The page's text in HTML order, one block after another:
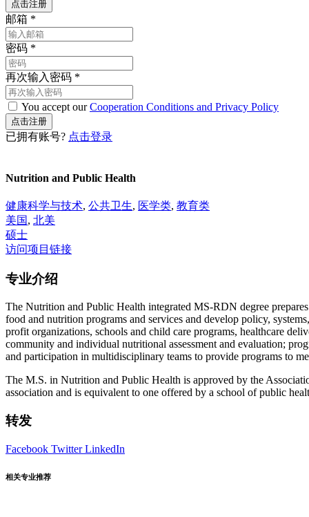
邮箱 *
密码 *
再次输入密码 *
You accept ourCooperation Conditions and Privacy Policy
已拥有账号? 点击登录
Nutrition and Public Health
健康科学与技术, 公共卫生, 医学类, 教育类
美国, 北美
硕士
访问项目链接
专业介绍
The Nutrition and Public Health integrated MS-RDN degree
food and nutrition programs and services and develop policy,
profit organizations, schools and child care programs, healthcare
community and individual nutritional assessment and evaluation;
and participation in multidisciplinary teams to provide programs to
The M.S. in Nutrition and Public Health is approved by the
association and is equivalent to one offered by a school of public
转发
Facebook TwitterLinkedIn
相关专业推荐